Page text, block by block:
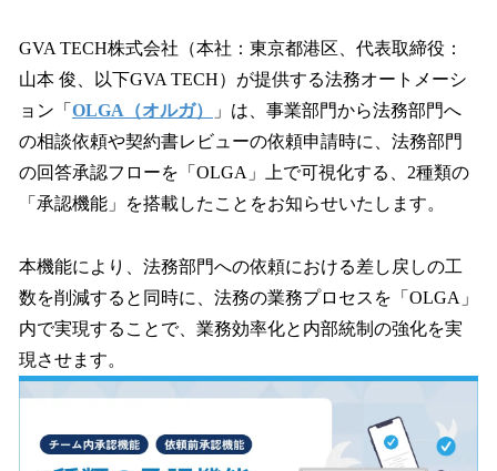
！
数
を
読
み
込
み
中
す
GVA TECH株式会社（本社：東京都港区、代表取締役：
山本 俊、以下GVA TECH）が提供する法務オートメーシ
ョン「 OLGA（オルガ）
」は、事業部門から法務部門へ
の相談依頼や契約書レビューの依頼申請時に、法務部門
の回答承認フローを「OLGA」上で可視化する、2種類の
「承認機能」を搭載したことをお知らせいたします。
本機能により、法務部門への依頼における差し戻しの工
数を削減すると同時に、法務の業務プロセスを「OLGA」
内で実現することで、業務効率化と内部統制の強化を実
現させます。